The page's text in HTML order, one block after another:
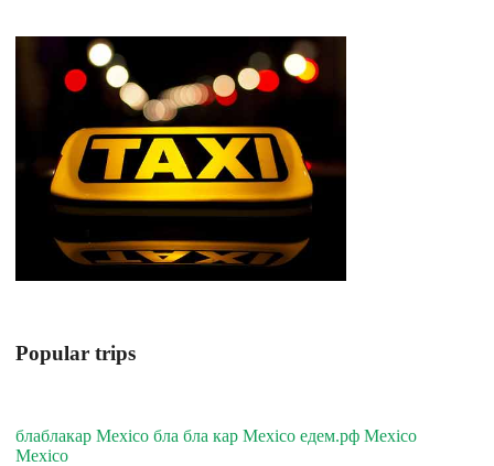
Popular trips
блаблакар Mexico бла бла кар Mexico едем.рф Mexico
Mexico